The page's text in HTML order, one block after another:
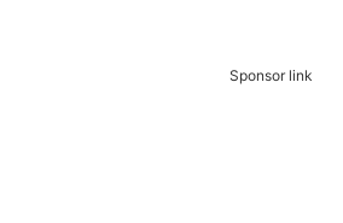
Sponsor link